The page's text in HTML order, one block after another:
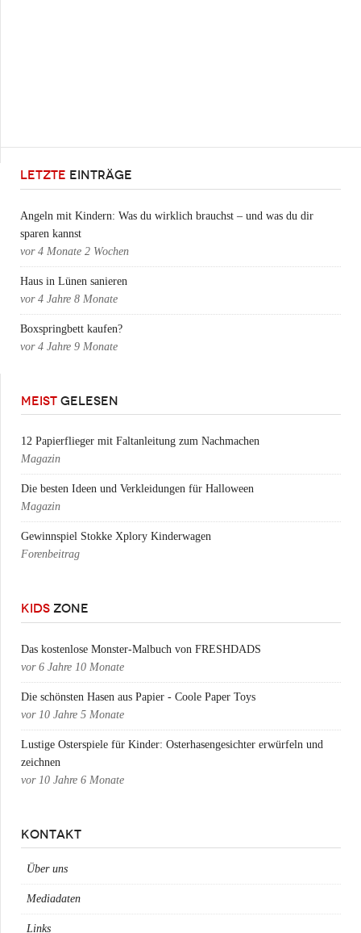
LETZTE EINTRÄGE
Angeln mit Kindern: Was du wirklich brauchst – und was du dir
sparen kannst
vor 4 Monate 2 Wochen
Haus in Lünen sanieren
vor 4 Jahre 8 Monate
Boxspringbett kaufen?
vor 4 Jahre 9 Monate
MEIST GELESEN
12 Papierflieger mit Faltanleitung zum Nachmachen
Magazin
Die besten Ideen und Verkleidungen für Halloween
Magazin
Gewinnspiel Stokke Xplory Kinderwagen
Forenbeitrag
KIDS ZONE
Das kostenlose Monster-Malbuch von FRESHDADS
vor 6 Jahre 10 Monate
Die schönsten Hasen aus Papier - Coole Paper Toys
vor 10 Jahre 5 Monate
Lustige Osterspiele für Kinder: Osterhasengesichter erwürfeln und
zeichnen
vor 10 Jahre 6 Monate
KONTAKT
Über uns
Mediadaten
Links